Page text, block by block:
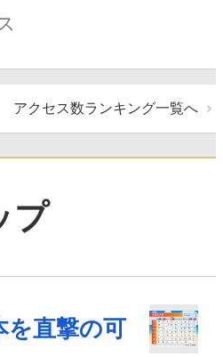
アクセス数ランキング一覧へ
プ
を直撃の可